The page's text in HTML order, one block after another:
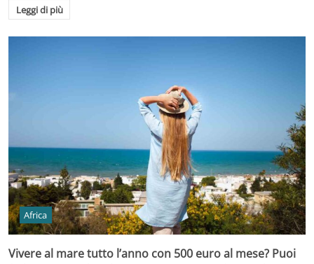
Leggi di più
Africa
Vivere al mare tutto l’anno con 500 euro al mese? Puoi